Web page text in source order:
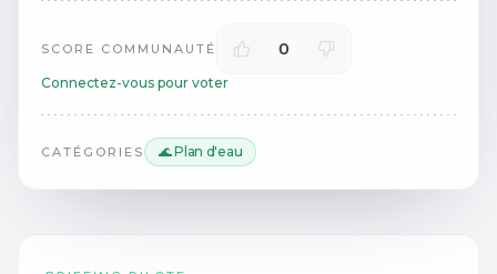
SCORE COMMUNAUTÉ 0
Connectez-vous pour voter
CATÉGORIES 🌊 Plan d'eau